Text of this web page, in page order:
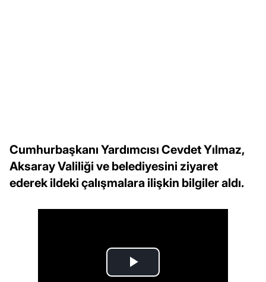
Cumhurbaşkanı Yardımcısı Cevdet Yılmaz,
Aksaray Valiliği ve belediyesini ziyaret
ederek ildeki çalışmalara ilişkin bilgiler aldı.